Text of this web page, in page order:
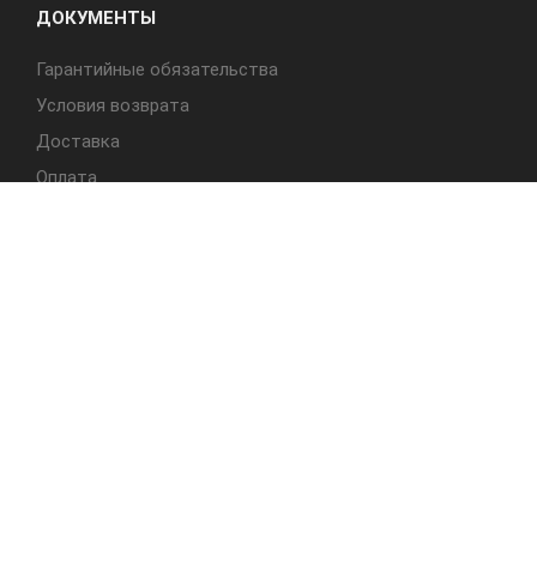
ДОКУМЕНТЫ
Гарантийные обязательства
Условия возврата
Доставка
Оплата